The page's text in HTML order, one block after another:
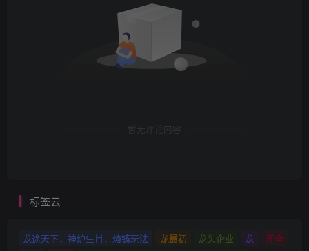
暂无评论内容
标签云
龙途天下，神炉生肖，熔铸玩法 龙最初 龙头企业 龙
齐全